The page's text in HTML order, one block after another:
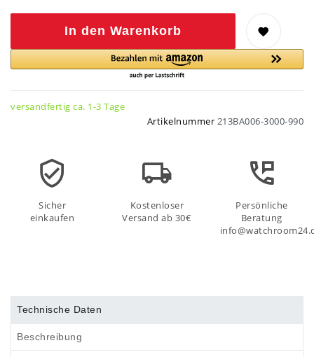
In den Warenkorb
versandfertig ca. 1-3 Tage
Artikelnummer 213BA006-3000-990
Sicher
einkaufen
Kostenloser
Versand ab 30€
Persönliche
Beratung
Technische Daten
Beschreibung